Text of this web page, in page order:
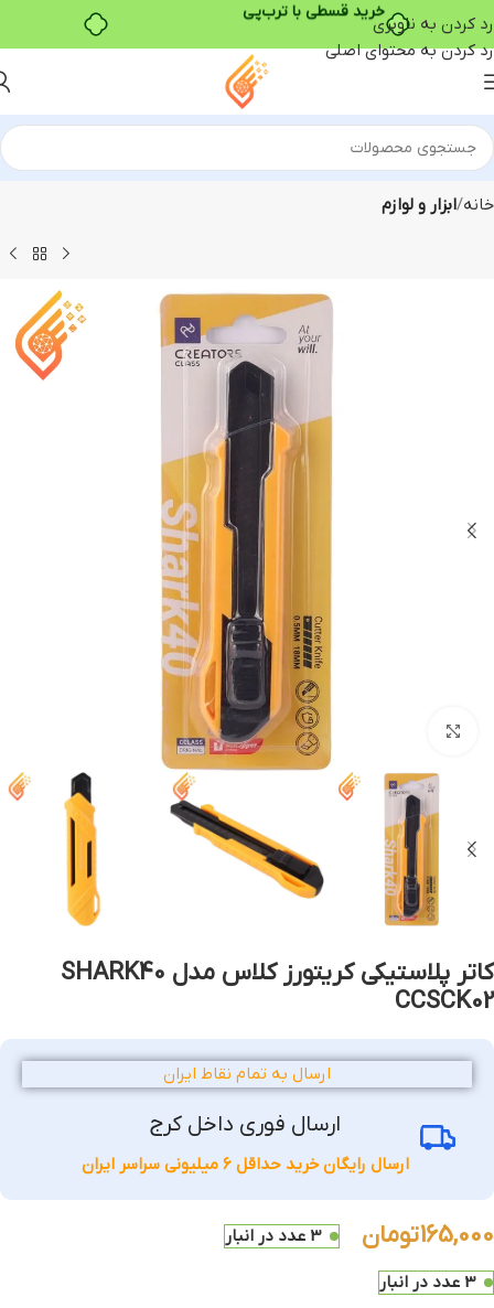
خرید قسطی با ترب‌پی
رد کردن به ناوبری
رد کردن به محتوای اصلی
خانه ابزار و لوازم
کاتر پلاستیکی کریتورز کلاس مدل SHARK40
CCSCK02
ارسال به تمام نقاط ایران
ارسال فوری داخل کرج
ارسال رایگان خرید حداقل 6 میلیونی سراسر ایران
165,000تومان 3 عدد در انبار
3 عدد در انبار